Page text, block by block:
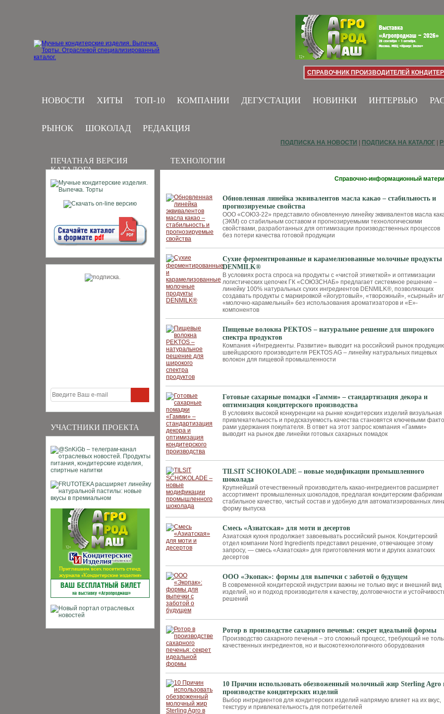
СПРАВОЧНИК ПРОИЗВОДИТЕЛЕЙ
НОВОСТИ ХИТЫ ТОП-10 КОМПАНИИ ДЕГУСТАЦИИ НОВИНКИ ИНТЕРВЬЮ
РЫНОК ШОКОЛАД РЕДАКЦИЯ
ПЕЧАТНАЯ ВЕРСИЯ
КАТАЛОГА
УЧАСТНИКИ ПРОЕКТА
ПОДПИСКА НА НОВОСТИ ПОДПИСКА НА КАТАЛОГ
ТЕХНОЛОГИИ
Справочно-информационный
Обновленная линейка эквивалентов масла какао – стабильность и
прогнозируемые свойства
ООО «СОЮЗ-22» представило обновлен­ную линейку эквивалентов масла
(ЭКМ) со стабильным составом и прогнозируемыми технологическими
свойствами, разработанных для опти­мизации производственных процес­сов
без потери качества готовой про­дукции
Сухие ферментированные и карамелизованные молочные продукты
DENMILK®
В условиях роста спроса на продукты с «чистой этикеткой» и оптимизации
логистических цепочек ГК «СОЮЗСНАБ» предлагает системное решение –
линейку 100% натуральных сухих ингредиентов DENMILK®, позволяющих
создавать продукты с маркировкой «йогуртовый», «творожный», «сырный»
«молочно-карамельный» без использования ароматизаторов и «Е»-
компонентов
Пищевые волокна PEKTOS – натуральное решение для широкого
спектра продуктов
Компания «Ингредиенты. Развитие» вы­водит на российский рынок
швей­царского производителя PEKTOS AG – ли­нейку натуральных пищевых
волокон для пи­щевой промышленности
Готовые сахарные помадки «Гамми» – стандартизация декора и
оптимизация кондитерского производства
В условиях высокой кон­куренции на рынке конди­терских изделий визуальная
привлекательность и пред­сказуемость качества ста­новятся ключевыми
рами удержания покупателя. В ответ на этот запрос компания «Гамми»
выводит на рынок две линейки готовых сахарных помадок
TILSIT SCHOKOLADE – новые модификации промышленного
шоколада
Крупнейший отечественный произ­водитель какао-ингредиентов расши­ряет
ассортимент промышленных шо­коладов, предлагая кондитерским фа­брикам
стабильное качество, чистый состав и удобную для автоматизиро­ванных
форму выпуска
Смесь «Азиатская» для моти и десертов
Азиатская кухня продолжает завоевывать российский рынок. Кондитерский
отдел компании Nord Ingredients представил решение, отвечающее этому
запросу, — смесь «Азиатская» для приготовления моти и других азиатских
десертов
ООО «Экопак»: формы для выпечки с заботой о будущем
В современной кондитерской индустрии важны не только вкус и внешний вид
изделий, но и подход производителя к качеству, долговечности и
решений
Ротор в производстве сахарного печенья: секрет идеальной формы
Производство сахарного печенья – это сложный процесс, требующий не
качественных ингредиентов, но и высокотехнологичного оборудования
10 Причин использовать обезвоженный молочный жир Sterling Agro
производстве кондитерских изделий
Выбор ингредиентов для кондитерских изделий напрямую влияет на их вкус,
текстуру и привлекательность для потребителей